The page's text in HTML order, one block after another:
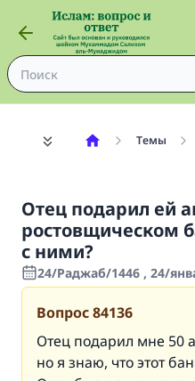
Темы
Отец подарил ей
ростовщическом
с ними?
24/Раджаб/1446 , 24/
Вопрос84136
Отец подарил мне 50
но я знаю, что этот